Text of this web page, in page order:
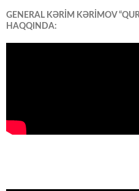
GENERAL KƏRİM KƏRİMOV
HAQQINDA: